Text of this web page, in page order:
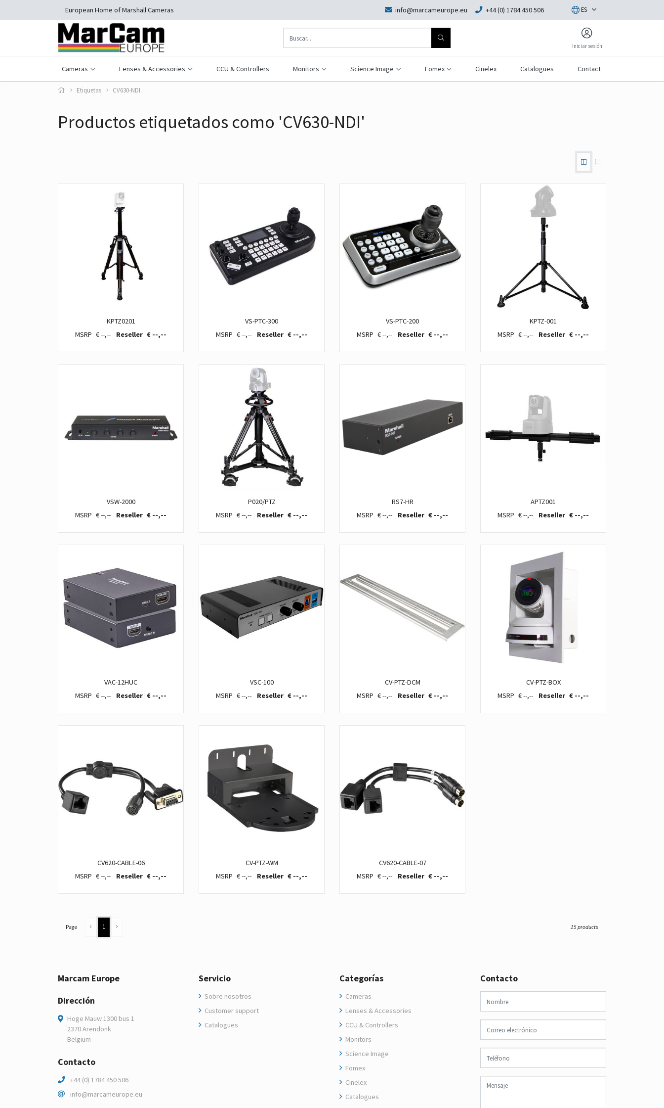
European Home of Marshall Cameras info@marcameurope.eu +44 (0) 1784 450 506 ES
Iniciar sesión
Cameras Lenses & Accessories CCU & Controllers Monitors Science Image Fomex Cinelex Catalogues Contact
Etiquetas CV630-NDI
Productos etiquetados como 'CV630-NDI'
KPTZ0201
€ --,--
€ --,--
VS-PTC-300
€ --,--
€ --,--
VS-PTC-200
€ --,--
€ --,--
KPTZ-001
€ --,--
€ --,--
VSW-2000
€ --,--
€ --,--
P020/PTZ
€ --,--
€ --,--
RS7-HR
€ --,--
€ --,--
APTZ001
€ --,--
€ --,--
VAC-12HUC
€ --,--
€ --,--
VSC-100
€ --,--
€ --,--
CV-PTZ-DCM
€ --,--
€ --,--
CV-PTZ-BOX
€ --,--
€ --,--
CV620-CABLE-06
€ --,--
€ --,--
CV-PTZ-WM
€ --,--
€ --,--
CV620-CABLE-07
€ --,--
€ --,--
Page 1 15 products
Marcam Europe
Dirección
Hoge Mauw 1300 bus 1
2370 Arendonk
Belgium
Contacto
+44 (0) 1784 450 506
info@marcameurope.eu
Servicio
Sobre nosotros
Customer support
Catalogues
Categorías
Cameras
Lenses & Accessories
CCU & Controllers
Monitors
Science Image
Fomex
Cinelex
Catalogues
Contacto